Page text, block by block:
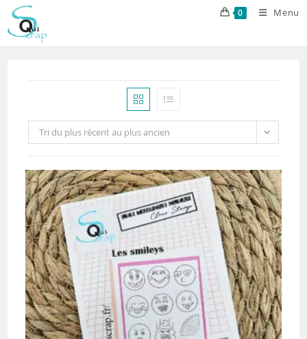
Skip
content
0 Menu
Tri du plus récent au plus ancien